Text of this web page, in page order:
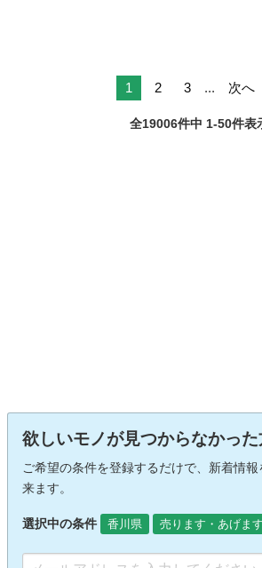
1 2 3 ... 次へ
全19006件中 1-50件表
欲しいモノが見つからなかった
ご希望の条件を登録するだけで、新着情
来ます。
選択中の条件 香川県 売ります・あげます